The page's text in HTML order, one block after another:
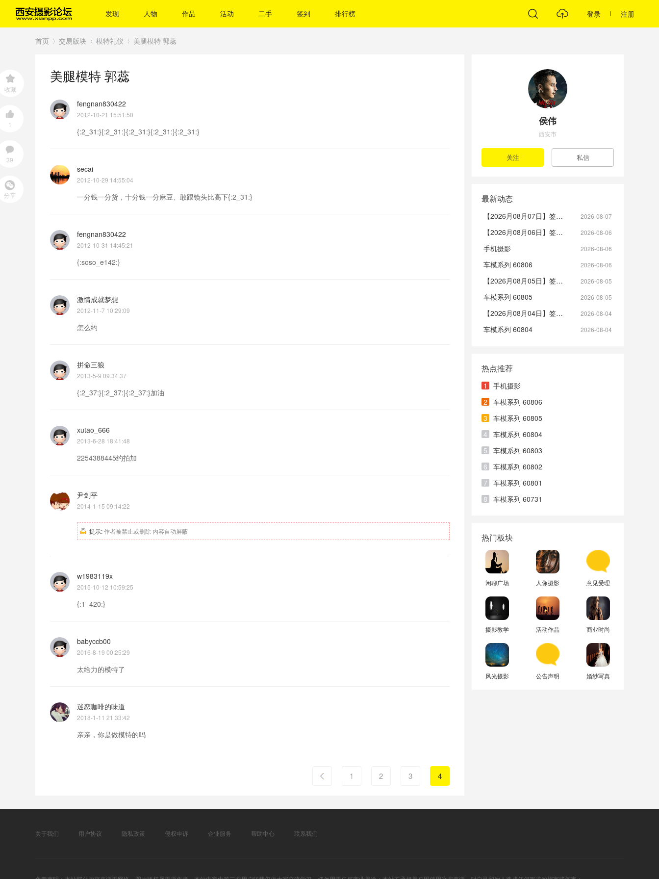
发现 人物 作品 活动 二手 签到 排行榜 登录 注册
首页
›
交易版块
›
模特礼仪
›
美腿模特 郭蕊
收藏
1
39
分享
美腿模特 郭蕊
fengnan830422
2012-10-21 15:51:50
{:2_31:}{:2_31:}{:2_31:}{:2_31:}{:2_31:}
secai
2012-10-29 14:55:04
一分钱一分货，十分钱一分麻豆、敢跟镜头比高下{:2_31:}
fengnan830422
2012-10-31 14:45:21
{:soso_e142:}
激情成就梦想
2012-11-7 10:29:09
怎么约
拼命三狼
2013-5-9 09:34:37
{:2_37:}{:2_37:}{:2_37:}加油
xutao_666
2013-6-28 18:41:48
2254388445约拍加
尹剑平
2014-1-15 09:14:22
提示:作者被禁止或删除 内容自动屏蔽
w1983119x
2015-10-12 10:59:25
{:1_420:}
babyccb00
2016-8-19 00:25:29
太给力的模特了
迷恋咖啡的味道
2018-1-11 21:33:42
亲亲，你是做模特的吗
1 2 3 4
侯伟
西安市
最新动态
2026-08-07
【2026月08月07日】签到帖
2026-08-06
【2026月08月06日】签到帖
2026-08-06
手机摄影
2026-08-06
车模系列 60806
2026-08-05
【2026月08月05日】签到帖
2026-08-05
车模系列 60805
2026-08-04
【2026月08月04日】签到帖
2026-08-04
车模系列 60804
热点推荐
1
手机摄影
2
车模系列 60806
3
车模系列 60805
4
车模系列 60804
5
车模系列 60803
6
车模系列 60802
7
车模系列 60801
8
车模系列 60731
热门板块
闲聊广场 人像摄影 意见受理
摄影教学 活动作品 商业时尚
风光摄影 公告声明 婚纱写真
关于我们 用户协议 隐私政策 侵权申诉 企业服务 帮助中心 联系我们